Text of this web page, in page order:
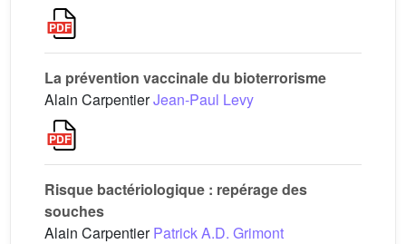
La prévention vaccinale du bioterrorisme
Alain CarpentierJean-Paul Levy
Risque bactériologique : repérage des
souches
Alain CarpentierPatrick A.D. Grimont